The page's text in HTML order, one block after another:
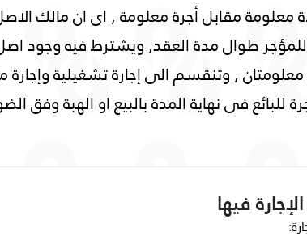
مقابل أجرة معلومة , اى ان مالك الاصل
للمؤجر طوال مدة العقد, ويشترط فيه
معلومتان , وتنقسم الى إجارة تشغيلية وإجارة
للبائع فى نهاية المدة بالبيع او الهبة وفق
فيها